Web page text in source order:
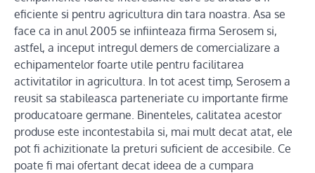
eficiente si pentru agricultura din tara noastra. Asa se
face ca in anul 2005 se infiinteaza firma Serosem si,
astfel, a inceput intregul demers de comercializare a
echipamentelor foarte utile pentru facilitarea
activitatilor in agricultura. In tot acest timp, Serosem a
reusit sa stabileasca parteneriate cu importante firme
producatoare germane. Binenteles, calitatea acestor
produse este incontestabila si, mai mult decat atat, ele
pot fi achizitionate la preturi suficient de accesibile. Ce
poate fi mai ofertant decat ideea de a cumpara